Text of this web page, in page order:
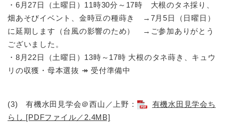
・6月27日（土曜日）11時30分～17時 大根のタネ採り、
畑あそびイベント、金時豆の種蒔き →7月5日（日曜日）
に延期します（台風の影響のため） →ご参加ありがとう
ございました。
​・8月22日（土曜日）13時～17時 大根のタネ蒔き、キュウ
リの収獲・母本選抜 ↠ 受付準備中
(3) 有機水田見学会＠西山／上野：
有機水田見学会ち
らし [PDFファイル／2.4MB]